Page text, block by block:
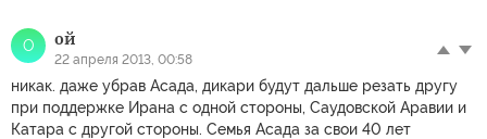
О ой
22 апреля 2013, 00:58
никак. даже убрав Асада, дикари будут дальше резать другу
при поддержке Ирана с одной стороны, Саудовской Аравии и
Катара с другой стороны. Семья Асада за свои 40 лет